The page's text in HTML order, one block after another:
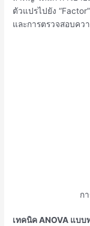
ตัวแปรไปยัง
และการตรวจสอบคว
ก
เทคนิค ANOVA แบบ